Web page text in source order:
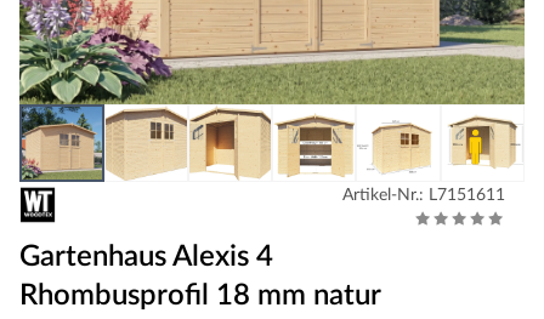
Artikel-Nr.: L7151611
Gartenhaus Alexis 4
Rhombusprofil 18 mm natur